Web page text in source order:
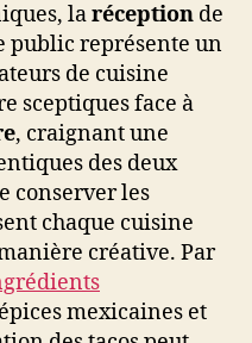
laréception de
public représente un
de cuisine
sceptiques face à
, craignant une
des deux
conserver les
chaque cuisine
créative. Par
mexicaines et